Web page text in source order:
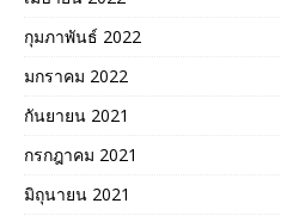
กุมภาพันธ์ 2022
มกราคม 2022
กันยายน 2021
กรกฎาคม 2021
มิถุนายน 2021